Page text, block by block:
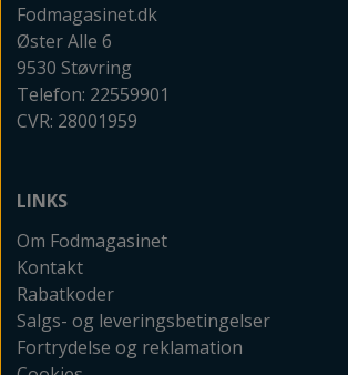
Fodmagasinet.dk
Øster Alle 6
9530 Støvring
Telefon: 22559901
CVR: 28001959
LINKS
Om Fodmagasinet
Kontakt
Rabatkoder
Salgs- og leveringsbetingelser
Fortrydelse og reklamation